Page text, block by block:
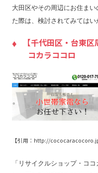
大田区やその周辺にお住ま
た際は、検討されてみてはい
【千代田区・台東
コカラココロ
【引用：http://
「リサイクルショップ・コ